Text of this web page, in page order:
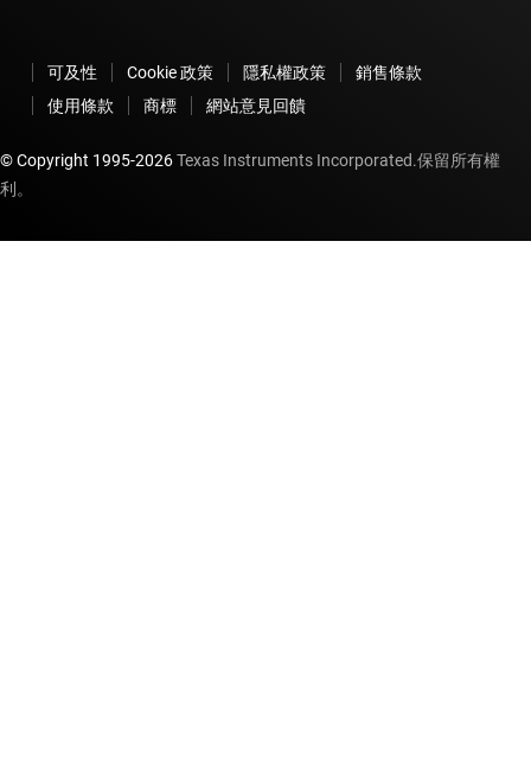
可及性 Cookie 政策 隱私權政策
銷售條款
使用條款
商標 網站意見回饋
© Copyright 1995-2026Texas Instruments Incorporated.保留所有權
利。